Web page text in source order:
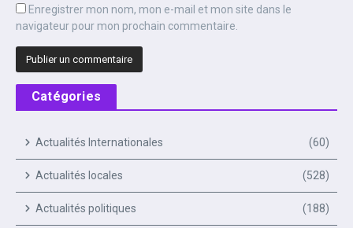
Enregistrer mon nom, mon e-mail et mon site dans le
navigateur pour mon prochain commentaire.
Catégories
Actualités Internationales (60)
Actualités locales (528)
Actualités politiques (188)